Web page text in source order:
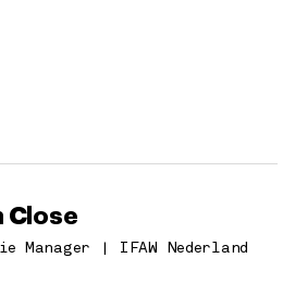
Close
Manager | IFAW Nederland